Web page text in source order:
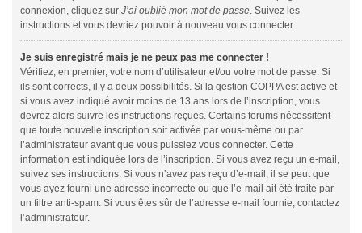
connexion, cliquez sur J’ai oublié mon mot de passe. Suivez les
instructions et vous devriez pouvoir à nouveau vous connecter.
Je suis enregistré mais je ne peux pas me connecter !
Vérifiez, en premier, votre nom d’utilisateur et/ou votre mot de passe. Si
ils sont corrects, il y a deux possibilités. Si la gestion COPPA est active et
si vous avez indiqué avoir moins de 13 ans lors de l’inscription, vous
devrez alors suivre les instructions reçues. Certains forums nécessitent
que toute nouvelle inscription soit activée par vous-même ou par
l’administrateur avant que vous puissiez vous connecter. Cette
information est indiquée lors de l’inscription. Si vous avez reçu un e-mail,
suivez ses instructions. Si vous n’avez pas reçu d’e-mail, il se peut que
vous ayez fourni une adresse incorrecte ou que l’e-mail ait été traité par
un filtre anti-spam. Si vous êtes sûr de l’adresse e-mail fournie, contactez
l’administrateur.